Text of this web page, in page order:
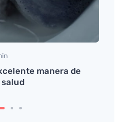
manera de